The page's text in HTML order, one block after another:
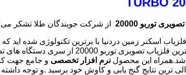
توربو 20000 از شرکت جویندگان طلا تشکر می
توربو 20000 شما دارای قوی ترین فلزیاب اسکنر زمین دردنیا با
در هیج کجای دنیا و در هیچ دستگاه تصویری
این محصول نرم افزار تخصصی و جامع جهت
ترین نتایج گنج یابی و کاوش خود برسید .و توجه